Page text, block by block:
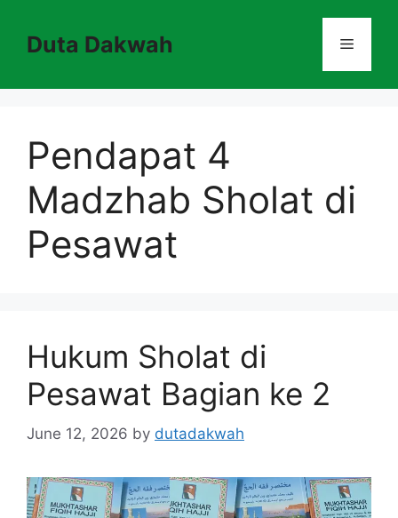
contentDuta Dakwah Menu
Pendapat 4
Madzhab Sholat di
Pesawat
Hukum Sholat di
Pesawat Bagian ke 2
June 12, 2026 by dutadakwah